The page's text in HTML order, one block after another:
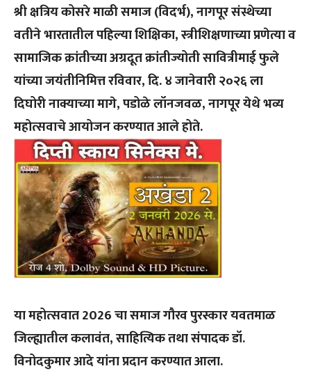
श्री क्षत्रिय कोसरे माळी समाज (विदर्भ), नागपूर संस्थेच्या
वतीने भारतातील पहिल्या शिक्षिका, स्त्रीशिक्षणाच्या प्रणेत्या व
सामाजिक क्रांतीच्या अग्रदूत क्रांतीज्योती सावित्रीमाई फुले
यांच्या जयंतीनिमित्त रविवार, दि. ४ जानेवारी २०२६ ला
दिघोरी नाक्याच्या मागे, पडोळे लॉनजवळ, नागपूर येथेभव्य
महोत्सवाचे आयोजन करण्यात आले होते.
या महोत्सवात 2026 चा समाज गौरव पुरस्कार यवतमाळ
जिल्ह्यातील कलावंत, साहित्यिक तथा संपादक डॉ.
विनोदकुमार आदे यांना प्रदान करण्यात आला.